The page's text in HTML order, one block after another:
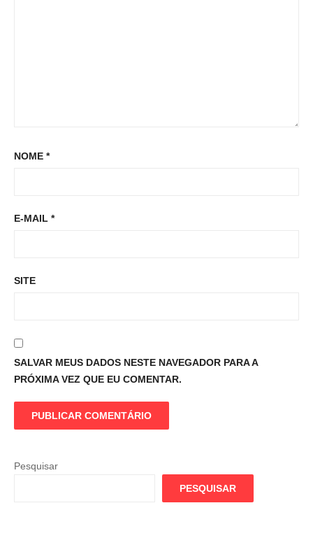
NOME *
E-MAIL *
SITE
SALVAR MEUS DADOS NESTE NAVEGADOR PARA A
PRÓXIMA VEZ QUE EU COMENTAR.
Pesquisar
PESQUISAR